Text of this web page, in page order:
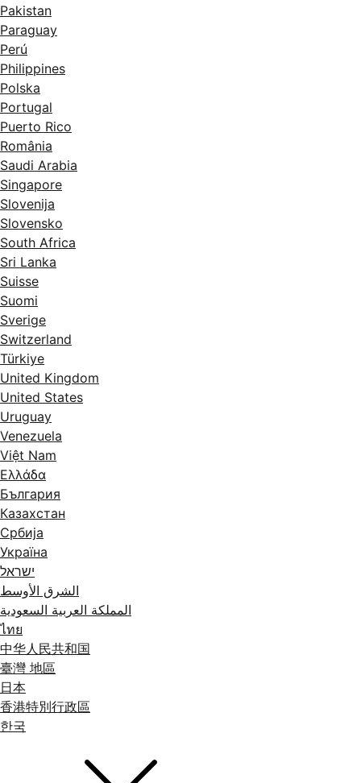
Pakistan
Paraguay
Perú
Philippines
Polska
Portugal
Puerto Rico
România
Saudi Arabia
Singapore
Slovenija
Slovensko
South Africa
Sri Lanka
Suisse
Suomi
Sverige
Switzerland
Türkiye
United Kingdom
United States
Uruguay
Venezuela
Việt Nam
Ελλάδα
България
Казахстан
Србија
Україна
ישראל
الشرق الأوسط
المملكة العربية السعودية
ไทย
中华人民共和国
臺灣 地區
日本
香港特別行政區
한국